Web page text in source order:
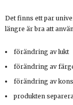
Det finns ett par
längre är bra att
förändring av lukt
förändring av
förändring av
produkten